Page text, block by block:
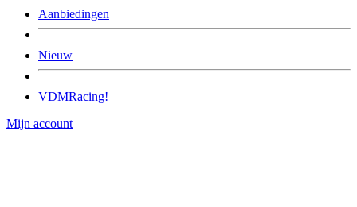
Aanbiedingen
Nieuw
VDMRacing!
Mijn account